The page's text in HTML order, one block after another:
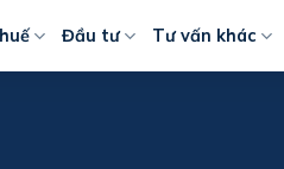
Đầu tư Tư vấn khác